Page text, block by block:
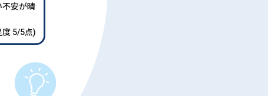
不安が晴
度 5/5点)